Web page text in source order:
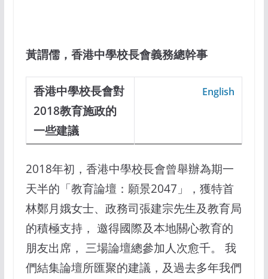
黃謂儒，香港中學校長會義務總幹事
香港中學校長會對
2018教育施政的
一些建議
English
2018年初，香港中學校長會曾舉辦為期一
天半的「教育論壇：願景2047」，獲特首
林鄭月娥女士、政務司張建宗先生及教育局
的積極支持， 邀得國際及本地關心教育的
朋友出席， 三場論壇總參加人次愈千。 我
們結集論壇所匯聚的建議，及過去多年我們